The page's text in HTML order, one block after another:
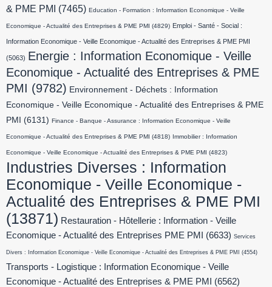
& PME PMI
(7465) Education - Formation : Information Economique - Veille
Economique - Actualité des Entreprises & PME PMI (4829) Emploi - Santé - Social :
Information Economique - Veille Economique - Actualité des Entreprises & PME PMI
(5063) Energie : Information Economique - Veille
Economique - Actualité des Entreprises & PME
PMI (9782) Environnement - Déchets : Information
Economique - Veille Economique - Actualité des Entreprises & PME
PMI
(6131) Finance - Banque - Assurance : Information Economique - Veille
Economique - Actualité des Entreprises & PME PMI (4818) Immobilier : Information
Economique - Veille Economique - Actualité des Entreprises & PME PMI (4823)
Industries Diverses : Information
Economique - Veille Economique -
Actualité des Entreprises & PME PMI
(13871) Restauration - Hôtellerie : Information - Veille
Economique - Actualité des Entreprises PME PMI
(6633) Services
Divers : Information Economique - Veille Economique - Actualité des Entreprises & PME PMI (4554)
Transports - Logistique : Information Economique - Veille
Economique - Actualité des Entreprises & PME PMI
(6562)